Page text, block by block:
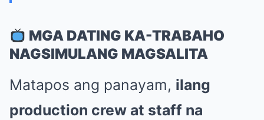
MGA DATING KA-TRABAHO
NAGSIMULANG MAGSALITA
Matapos ang panayam, ilang
production crew at staff na